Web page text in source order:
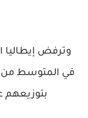
وترفض إيطاليا
في المتوسط من
بتوزيعهم